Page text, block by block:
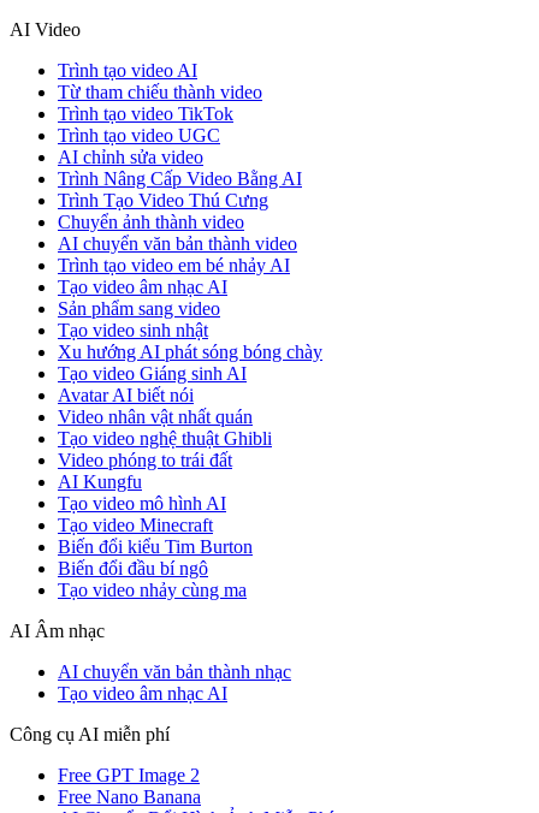
AI Video
Trình tạo video AI
Từ tham chiếu thành video
Trình tạo video TikTok
Trình tạo video UGC
AI chỉnh sửa video
Trình Nâng Cấp Video Bằng AI
Trình Tạo Video Thú Cưng
Chuyển ảnh thành video
AI chuyển văn bản thành video
Trình tạo video em bé nhảy AI
Tạo video âm nhạc AI
Sản phẩm sang video
Tạo video sinh nhật
Xu hướng AI phát sóng bóng chày
Tạo video Giáng sinh AI
Avatar AI biết nói
Video nhân vật nhất quán
Tạo video nghệ thuật Ghibli
Video phóng to trái đất
AI Kungfu
Tạo video mô hình AI
Tạo video Minecraft
Biến đổi kiểu Tim Burton
Biến đổi đầu bí ngô
Tạo video nhảy cùng ma
AI Âm nhạc
AI chuyển văn bản thành nhạc
Tạo video âm nhạc AI
Công cụ AI miễn phí
Free GPT Image 2
Free Nano Banana